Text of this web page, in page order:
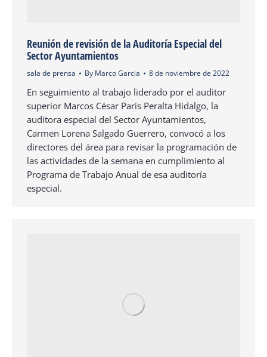
Reunión de revisión de la Auditoría Especial del
Sector Ayuntamientos
sala de prensa By Marco Garcia 8 de noviembre de 2022
En seguimiento al trabajo liderado por el auditor
superior Marcos César Paris Peralta Hidalgo, la
auditora especial del Sector Ayuntamientos,
Carmen Lorena Salgado Guerrero, convocó a los
directores del área para revisar la programación de
las actividades de la semana en cumplimiento al
Programa de Trabajo Anual de esa auditoría
especial.